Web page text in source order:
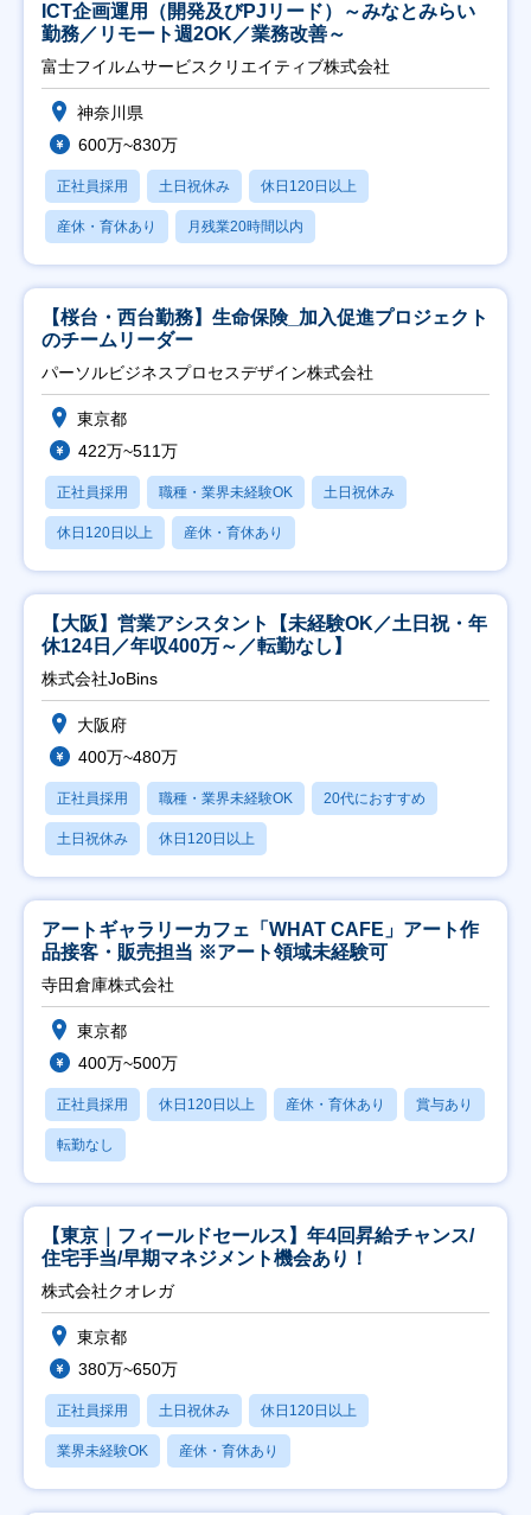
ICT企画運用（開発及びPJリード）～みなとみらい
勤務／リモート週2OK／業務改善～
富士フイルムサービスクリエイティブ株式会社
神奈川県
600万~830万
正社員採用 土日祝休み 休日120日以上
産休・育休あり 月残業20時間以内
【桜台・西台勤務】生命保険_加入促進プロジェクト
のチームリーダー
パーソルビジネスプロセスデザイン株式会社
東京都
422万~511万
正社員採用 職種・業界未経験OK 土日祝休み
休日120日以上 産休・育休あり
【大阪】営業アシスタント【未経験OK／土日祝・年
休124日／年収400万～／転勤なし】
株式会社JoBins
大阪府
400万~480万
正社員採用 職種・業界未経験OK 20代におすすめ
土日祝休み 休日120日以上
アートギャラリーカフェ「WHAT CAFE」アート作
品接客・販売担当 ※アート領域未経験可
寺田倉庫株式会社
東京都
400万~500万
正社員採用 休日120日以上 産休・育休あり 賞与あり
転勤なし
【東京｜フィールドセールス】年4回昇給チャンス/
住宅手当/早期マネジメント機会あり！
株式会社クオレガ
東京都
380万~650万
正社員採用 土日祝休み 休日120日以上
業界未経験OK 産休・育休あり